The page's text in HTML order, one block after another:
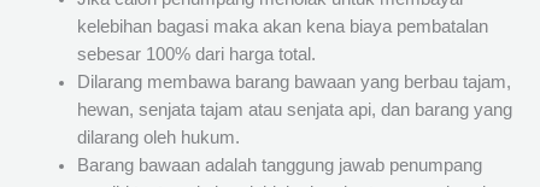
kelebihan bagasi maka akan kena biaya pembatalan
sebesar 100% dari harga total.
Dilarang membawa barang bawaan yang berbau tajam,
hewan, senjata tajam atau senjata api, dan barang yang
dilarang oleh hukum.
Barang bawaan adalah tanggung jawab penumpang